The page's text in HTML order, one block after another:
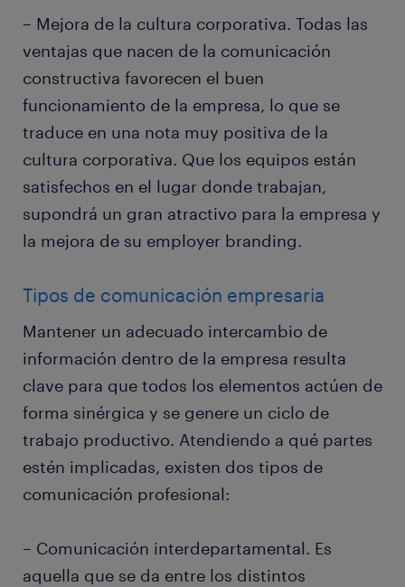
– Mejora de la cultura corporativa. Todas las
ventajas que nacen de la comunicación
constructiva favorecen el buen
funcionamiento de la empresa, lo que se
traduce en una nota muy positiva de la
cultura corporativa. Que los equipos están
satisfechos en el lugar donde trabajan,
supondrá un gran atractivo para la empresa y
la mejora de su employer branding.
Tipos de comunicación empresaria
Mantener un adecuado intercambio de
información dentro de la empresa resulta
clave para que todos los elementos actúen de
forma sinérgica y se genere un ciclo de
trabajo productivo. Atendiendo a qué partes
estén implicadas, existen dos tipos de
comunicación profesional:
– Comunicación interdepartamental. Es
aquella que se da entre los distintos